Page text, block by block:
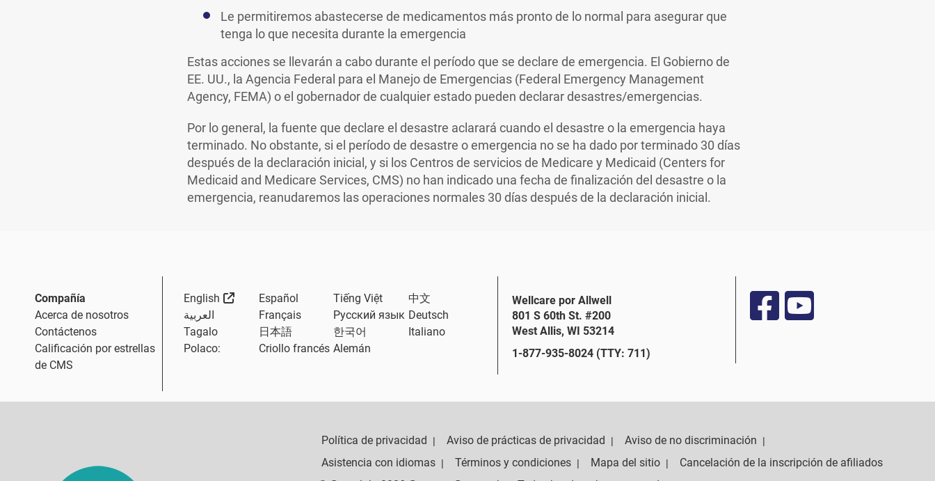
Le permitiremos abastecerse de medicamentos más pronto de lo normal para asegurar que
tenga lo que necesita durante la emergencia
Estas acciones se llevarán a cabo durante el período que se declare de emergencia. El Gobierno de
EE. UU., la Agencia Federal para el Manejo de Emergencias (Federal Emergency Management
Agency, FEMA) o el gobernador de cualquier estado pueden declarar desastres/emergencias.
Por lo general, la fuente que declare el desastre aclarará cuando el desastre o la emergencia haya
terminado. No obstante, si el período de desastre o emergencia no se ha dado por terminado 30 días
después de la declaración inicial, y si los Centros de servicios de Medicare y Medicaid (Centers for
Medicaid and Medicare Services, CMS) no han indicado una fecha de finalización del desastre o la
emergencia, reanudaremos las operaciones normales 30 días después de la declaración inicial.
Compañía
Acerca de nosotros
Contáctenos
Calificación por estrellas
de CMS
English External Link
Español Tiếng Việt
中文
العربية
Français Русский язык Deutsch
Tagalo
日本語 한국어
Italiano
Polaco:
Criollo francés Alemán
Wellcare por Allwell
801 S 60th St. #200
West Allis, WI 53214
1-877-935-8024 (TTY: 711)
Política de privacidad | Aviso de prácticas de privacidad | Aviso de no discriminación |
Asistencia con idiomas | Términos y condiciones | Mapa del sitio | Cancelación de la inscripción de afiliados